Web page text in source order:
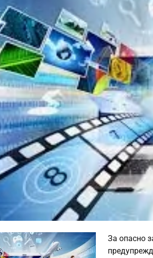
За опасно